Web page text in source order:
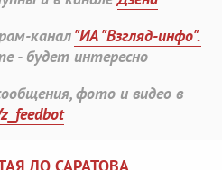
канал"ИА "Взгляд-инфо".
- будет интересно
фото и видео в
ДО САРАТОВА